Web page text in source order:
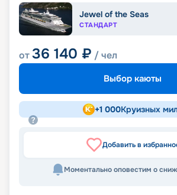
Jewel of the Seas
СТАНДАРТ
от36 140 ₽ / чел
Выбор каюты
+1 000Круизных
Добавить в
Моментально оповестим о